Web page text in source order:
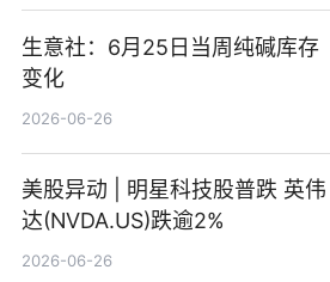
生意社：6月25日当周纯碱库存
变化
2026-06-26
美股异动 | 明星科技股普跌 英伟
达(NVDA.US)跌逾2%
2026-06-26